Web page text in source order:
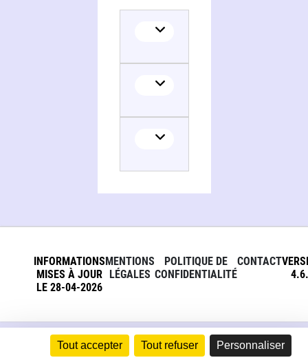
Tout accepter Tout refuser Personnaliser
INFORMATIONS
MISES À JOUR
LE 28-04-2026
MENTIONS
LÉGALES
POLITIQUE DE
CONFIDENTIALITÉ
CONTACT